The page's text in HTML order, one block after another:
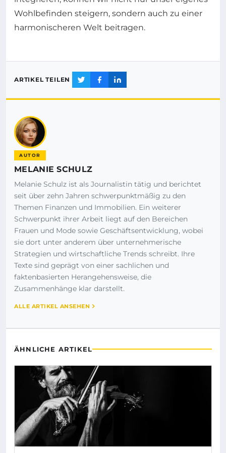
Wohlbefinden steigern, sondern auch zu einer
harmonischeren Welt beitragen.
ARTIKEL TEILEN
AUTOR
MELANIE SCHULZ
Melanie Schulz ist als Journalistin tätig und berichtet
seit über zehn Jahren schwerpunktmäßig zu den
Themen Finanzen und Immobilien. Ein weiterer
Schwerpunkt ihrer Arbeit liegt auf den Bereichen
Frauen und Mode sowie Geschäftsentwicklung, wobei
sie dort unter anderem über unternehmerische
Strategien und wirtschaftliche Trends schreibt. Ihre
Texte sind geprägt von einer sachlichen und
faktenbasierten Herangehensweise, die
Zusammenhänge klar darstellt.
ALLE ARTIKEL ANSEHEN
ÄHNLICHE ARTIKEL